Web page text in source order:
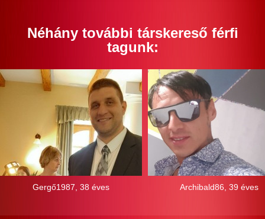
Néhány további társkereső férfi
tagunk:
Gergő1987, 38 éves Archibald86, 39 éves